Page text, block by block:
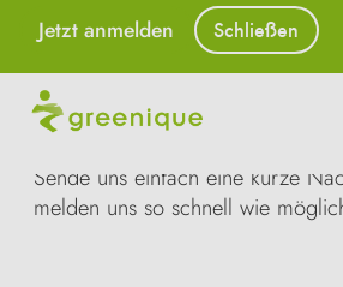
Jetzt anmelden
Schließen
Nachricht.
Wenn du Fragen rund um
Produkte oder unsere Events
genau richtig!
Sende uns einfach eine kurze
melden uns so schnell wie